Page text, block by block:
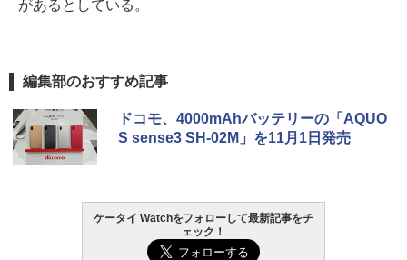
があるとしている。
編集部のおすすめ記事
ドコモ、4000mAhバッテリーの「AQUO
S sense3 SH-02M」を11月1日発売
ケータイ Watchをフォローして最新記事をチ
ェック！